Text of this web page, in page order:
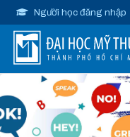
Người học đăng nhập